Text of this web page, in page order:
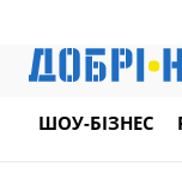
ШОУ-БІЗНЕС